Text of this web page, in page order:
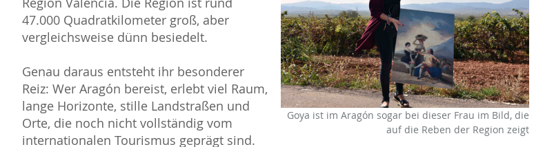
Goya ist im Aragón sogar bei dieser Frau im Bild, die
auf die Reben der Region zeigt
47.000 Quadratkilometer groß, aber
vergleichsweise dünn besiedelt.
Genau daraus entsteht ihr besonderer
Reiz: Wer Aragón bereist, erlebt viel Raum,
lange Horizonte, stille Landstraßen und
Orte, die noch nicht vollständig vom
internationalen Tourismus geprägt sind.